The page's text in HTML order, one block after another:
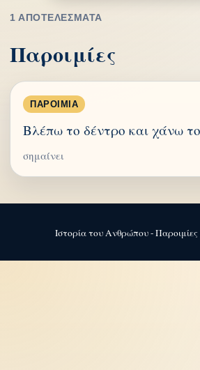
1 ΑΠΟΤΕΛΈΣΜΑΤΑ
Παροιμίες
ΠΑΡΟΙΜΊΑ
Βλέπω το δέντρο και χάνω
σημαίνει
Ιστορία του Ανθρώπου -